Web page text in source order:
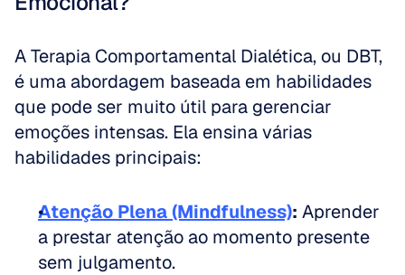
A Terapia Comportamental Dialética, ou DBT,
é uma abordagem baseada em habilidades
que pode ser muito útil para gerenciar
emoções intensas. Ela ensina várias
habilidades principais:
Atenção Plena (Mindfulness): Aprender
a prestar atenção ao momento presente
sem julgamento.